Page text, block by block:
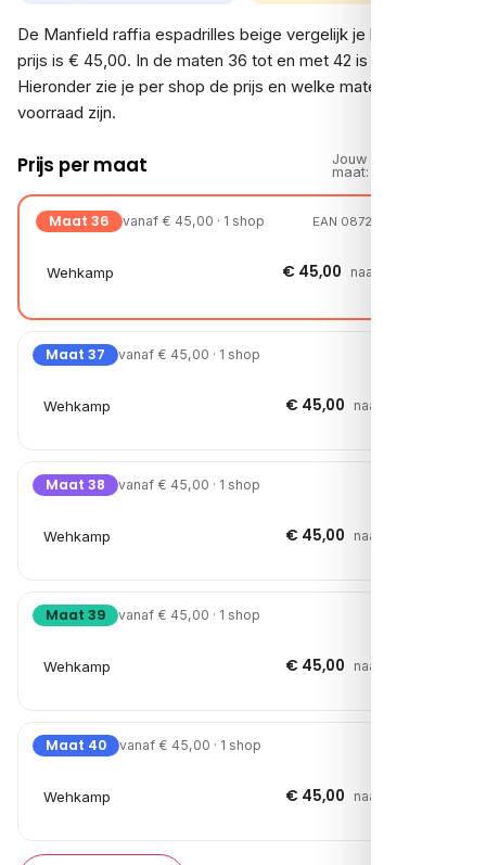
De Manfield raffia espadrilles beige vergelijk je bij 1 shop. De
prijs is € 45,00. In de maten 36 tot en met 42 is er voorraad.
Hieronder zie je per shop de prijs en welke maten op
voorraad zijn.
Prijs per maat
Jouw
maat:
Maat 36 vanaf € 45,00 · 1 shop EAN 08720527662018
Wehkamp € 45,00 naar shop →
Maat 37 vanaf € 45,00 · 1 shop
Wehkamp € 45,00 naar shop →
Maat 38 vanaf € 45,00 · 1 shop
Wehkamp € 45,00 naar shop →
Maat 39 vanaf € 45,00 · 1 shop
Wehkamp € 45,00 naar shop →
Maat 40 vanaf € 45,00 · 1 shop
Wehkamp € 45,00 naar shop →